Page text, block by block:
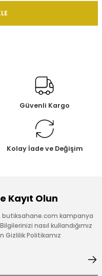
Güvenli Kargo
Kolay İade ve Değişim
Kayıt Olun
butiksahane.com kampanya
nasıl kullandığımız
Gizlilik Politikamız